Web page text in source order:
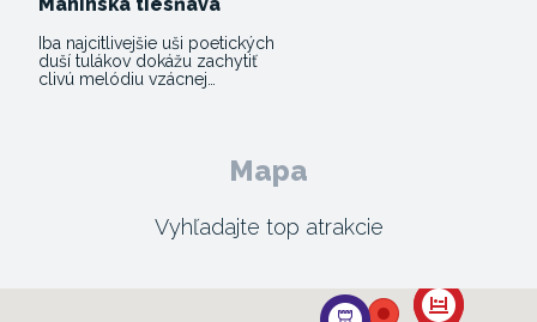
Iba najcitlivejšie uši poetických
duší tulákov dokážu zachytiť
clivú melódiu vzácnej…
Mapa
Vyhľadajte top atrakcie